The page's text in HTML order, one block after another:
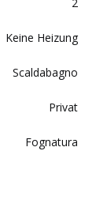
Keine Heizung
Scaldabagno
Privat
Fognatura